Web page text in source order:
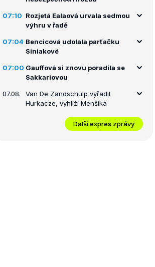
07:10 Rozjetá Ealaová urvala sedmou
výhru v řadě
07:04 Bencicová udolala parťačku
Siniakové
07:00 Gauffová si znovu poradila se
Sakkariovou
07.08.
Van De Zandschulp vyřadil
Hurkacze, vyhlíží Menšíka
Další expres zprávy